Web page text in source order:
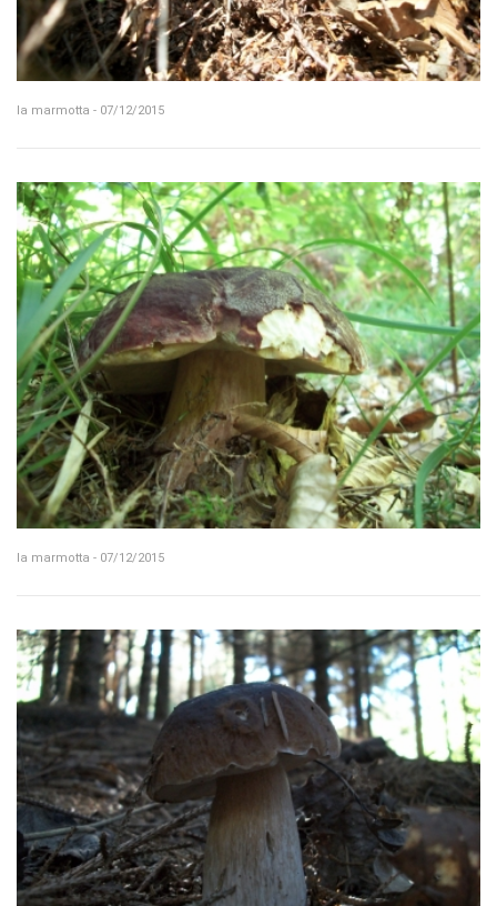
la marmotta - 07/12/2015
la marmotta - 07/12/2015